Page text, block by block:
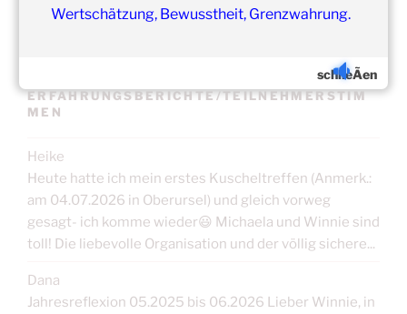
ERFAHRUNGSBERICHTE/TEILNEHMERSTIM
MEN
Heike
Heute hatte ich mein erstes Kuscheltreffen (Anmerk.:
am 04.07.2026 in Oberursel) und gleich vorweg
gesagt- ich komme wieder😃 Michaela und Winnie sind
toll! Die liebevolle Organisation und der völlig sichere...
Dana
Jahresreflexion 05.2025 bis 06.2026 Lieber Winnie, in
schlieÃen
Wertschätzung, Bewusstheit, Grenzwahrung.